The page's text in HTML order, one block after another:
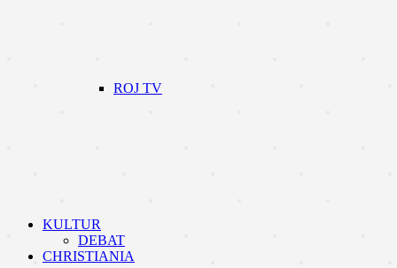
ROJ TV
KULTUR
DEBAT
CHRISTIANIA